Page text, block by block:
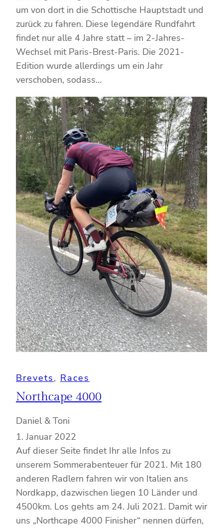
um von dort in die Schottische Hauptstadt und
zurück zu fahren. Diese legendäre Rundfahrt
findet nur alle 4 Jahre statt – im 2-Jahres-
Wechsel mit Paris-Brest-Paris. Die 2021-
Edition wurde allerdings um ein Jahr
verschoben, sodass…
Brevets, Races
Northcape 4000
Daniel & Toni
1. Januar 2022
Auf dieser Seite findet Ihr alle Infos zu
unserem Sommerabenteuer für 2021. Mit 180
anderen Radlern fahren wir von Italien ans
Nordkapp, dazwischen liegen 10 Länder und
4500km. Los gehts am 24. Juli 2021. Damit wir
uns „Northcape 4000 Finisher“ nennen dürfen,